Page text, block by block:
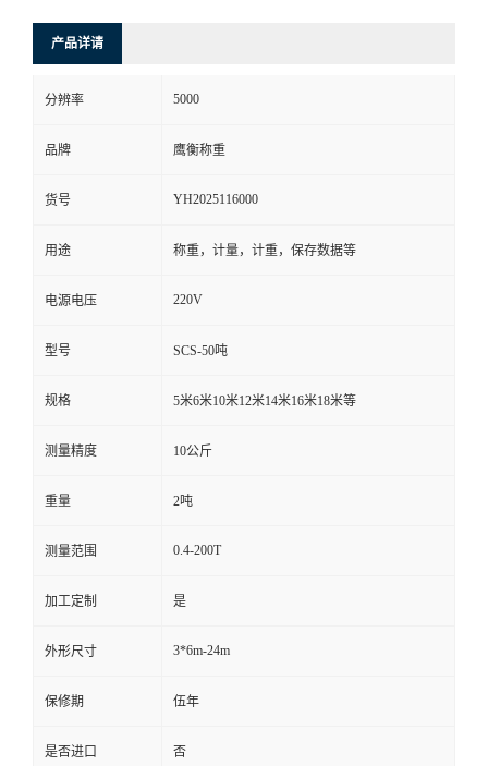
产品详请
分辨率 5000
品牌 鹰衡称重
货号 YH2025116000
用途 称重，计量，计重，保存数据等
电源电压 220V
型号 SCS-50吨
规格 5米6米10米12米14米16米18米等
测量精度 10公斤
重量 2吨
测量范围 0.4-200T
加工定制 是
外形尺寸 3*6m-24m
保修期 伍年
是否进口 否